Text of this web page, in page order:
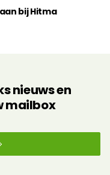
bij Hitma
nieuws en
mailbox